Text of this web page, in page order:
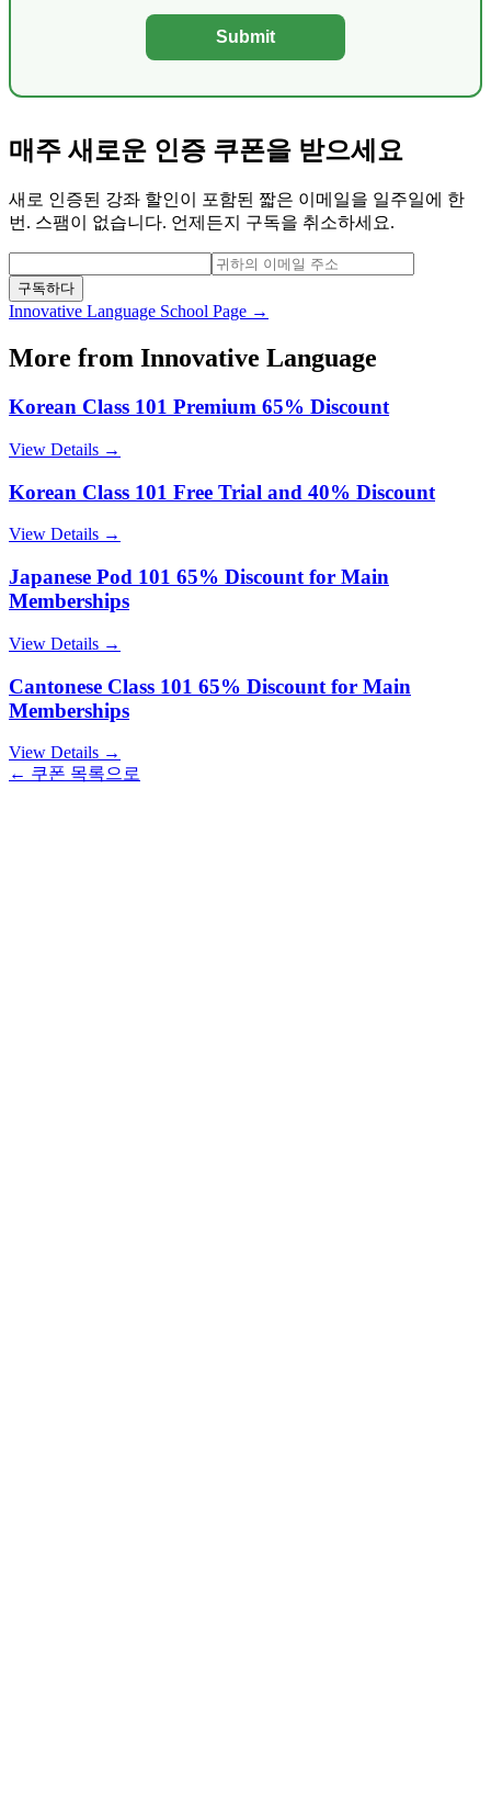
Submit
매주 새로운 인증 쿠폰을 받으세요
새로 인증된 강좌 할인이 포함된 짧은 이메일을 일주일에 한
번. 스팸이 없습니다. 언제든지 구독을 취소하세요.
구독하다
Innovative Language School Page →
More from Innovative Language
Korean Class 101 Premium 65% Discount
View Details →
Korean Class 101 Free Trial and 40% Discount
View Details →
Japanese Pod 101 65% Discount for Main
Memberships
View Details →
Cantonese Class 101 65% Discount for Main
Memberships
View Details →
← 쿠폰 목록으로